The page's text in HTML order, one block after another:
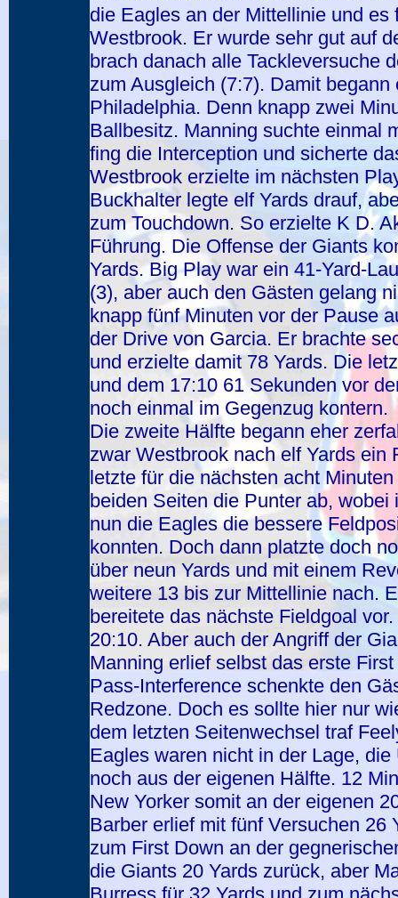
die Eagles an der Mittellinie und
Westbrook. Er wurde sehr gut auf
brach danach alle Tackleversuche
zum Ausgleich (7:7). Damit
Philadelphia. Denn knapp zwei
Ballbesitz. Manning suchte einmal
fing die Interception und sicherte
Westbrook erzielte im nächsten
Buckhalter legte elf Yards drauf,
zum Touchdown. So erzielte K D.
Führung. Die Offense der Giants
Yards. Big Play war ein 41-Yard-
(3), aber auch den Gästen gelang
knapp fünf Minuten vor der Pause
der Drive von Garcia. Er brachte
und erzielte damit 78 Yards. Die
und dem 17:10 61 Sekunden vor
noch einmal im Gegenzug kontern.
Die zweite Hälfte begann eher
zwar Westbrook nach elf Yards
letzte für die nächsten acht
beiden Seiten die Punter ab,
nun die Eagles die bessere
konnten. Doch dann platzte doch
über neun Yards und mit einem
weitere 13 bis zur Mittellinie nach.
bereitete das nächste Fieldgoal
20:10. Aber auch der Angriff der
Manning erlief selbst das erste
Pass-Interference schenkte den
Redzone. Doch es sollte hier nur
dem letzten Seitenwechsel traf
Eagles waren nicht in der Lage,
noch aus der eigenen Hälfte. 12
New Yorker somit an der eigenen
Barber erlief mit fünf Versuchen
zum First Down an der
die Giants 20 Yards zurück, aber